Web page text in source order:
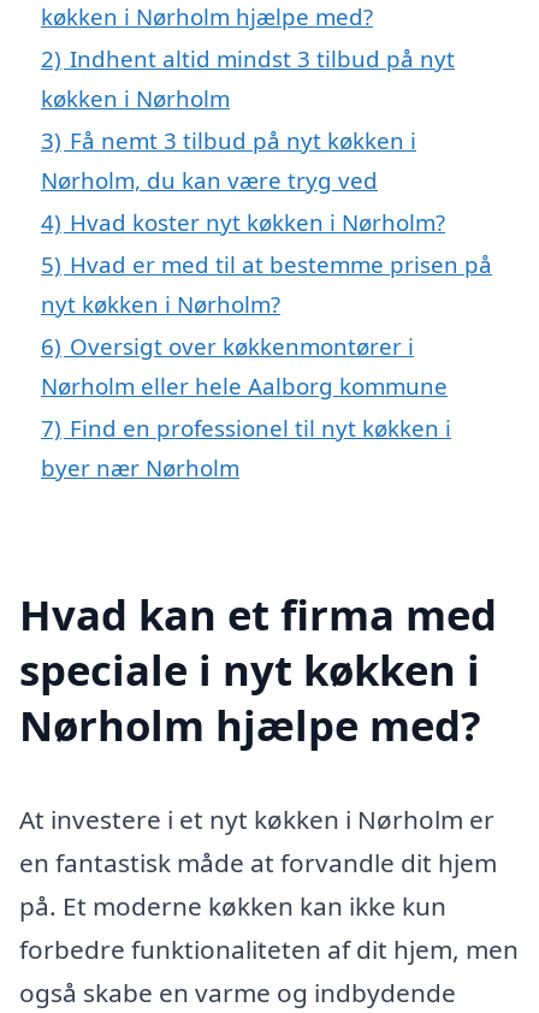
køkken i Nørholm hjælpe med?
2) Indhent altid mindst 3 tilbud på nyt
køkken i Nørholm
3) Få nemt 3 tilbud på nyt køkken i
Nørholm, du kan være tryg ved
4) Hvad koster nyt køkken i Nørholm?
5) Hvad er med til at bestemme prisen på
nyt køkken i Nørholm?
6) Oversigt over køkkenmontører i
Nørholm eller hele Aalborg kommune
7) Find en professionel til nyt køkken i
byer nær Nørholm
Hvad kan et firma med
speciale i nyt køkken i
Nørholm hjælpe med?
At investere i et nyt køkken i Nørholm er
en fantastisk måde at forvandle dit hjem
på. Et moderne køkken kan ikke kun
forbedre funktionaliteten af dit hjem, men
også skabe en varme og indbydende